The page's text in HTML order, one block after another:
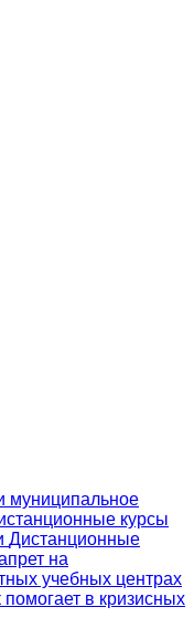
муниципальное
курсы
Дистанционные
на
учебных центрах
в кризисных